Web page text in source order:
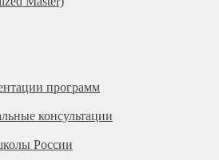
программ
консультации
России